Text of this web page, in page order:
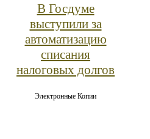
В Госдуме
выступили за
автоматизацию
списания
налоговых долгов
Электронные Копии